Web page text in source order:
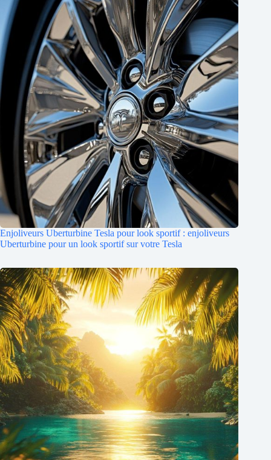
Enjoliveurs Uberturbine Tesla pour look sportif : enjoliveurs
Uberturbine pour un look sportif sur votre Tesla